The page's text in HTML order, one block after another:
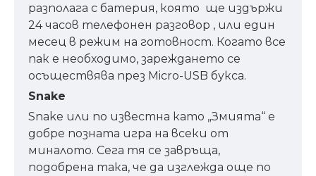
разполага с батерия, която ще издържи
24 часов телефонен разговор , или един
месец в режим на готовност. Когато все
пак е необходимо, зареждането се
осъществява през Micro-USB букса.
Snake
Snake или по известна като „Змията“ е
добре позната игра на всеки от
миналото. Сега тя се завръща,
подобрена така, че да изглежда още по